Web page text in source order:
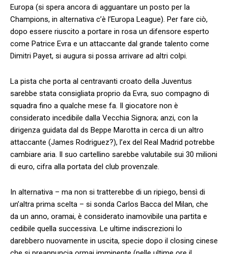
Europa (si spera ancora di agguantare un posto per la
Champions, in alternativa c’è l’Europa League). Per fare ciò,
dopo essere riuscito a portare in rosa un difensore esperto
come Patrice Evra e un attaccante dal grande talento come
Dimitri Payet, si augura si possa arrivare ad altri colpi.
La pista che porta al centravanti croato della Juventus
sarebbe stata consigliata proprio da Evra, suo compagno di
squadra fino a qualche mese fa. Il giocatore non è
considerato incedibile dalla Vecchia Signora; anzi, con la
dirigenza guidata dal ds Beppe Marotta in cerca di un altro
attaccante (James Rodriguez?), l’ex del Real Madrid potrebbe
cambiare aria. Il suo cartellino sarebbe valutabile sui 30 milioni
di euro, cifra alla portata del club provenzale.
In alternativa – ma non si tratterebbe di un ripiego, bensì di
un’altra prima scelta – si sonda Carlos Bacca del Milan, che
da un anno, oramai, è considerato inamovibile una partita e
cedibile quella successiva. Le ultime indiscrezioni lo
darebbero nuovamente in uscita, specie dopo il closing cinese